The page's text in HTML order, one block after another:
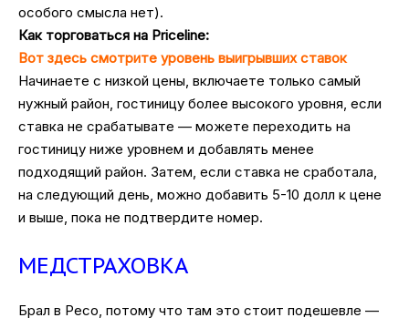
особого смысла нет).
Как торговаться на Priceline:
Вот здесь смотрите уровень выигрывших ставок
Начинаете с низкой цены, включаете только самый
нужный район, гостиницу более высокого уровня, если
ставка не срабатывате — можете переходить на
гостиницу ниже уровнем и добавлять менее
подходящий район. Затем, если ставка не сработала,
на следующий день, можно добавить 5-10 долл к цене
и выше, пока не подтвердите номер.
МЕДСТРАХОВКА
Брал в Ресо, потому что там это стоит подешевле —